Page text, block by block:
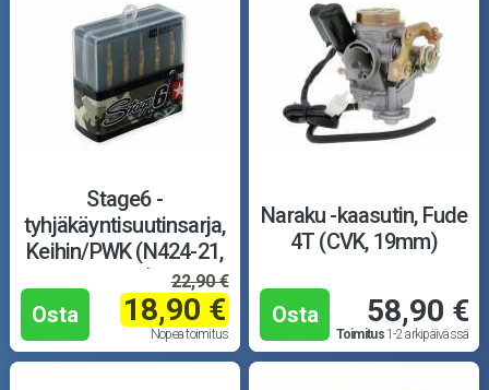
Stage6 -
tyhjäkäyntisuutinsarja,
Keihin/PWK (N424-21,
35-58)
Osta
22,90 €
18,90 €
Nopea toimitus
Naraku -kaasutin, Fude
4T (CVK, 19mm)
Osta 58,90 €
Toimitus1-2 arkipäivässä